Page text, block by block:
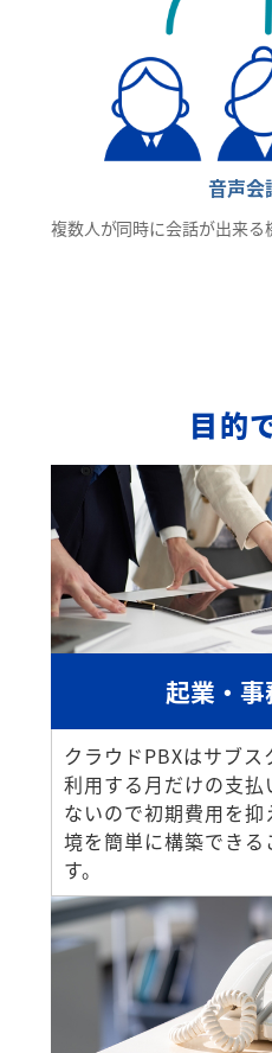
音声会
複数人が同時に会話が出来る
目的
起業・
クラウドPBXはサブス
利用する月だけの支
ないので初期費用を
境を簡単に構築でき
す。